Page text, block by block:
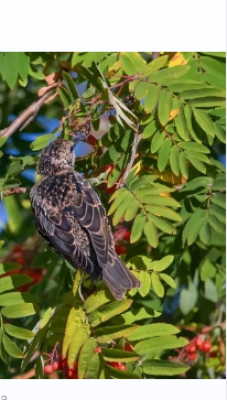
тела гриба
polymorpha) из